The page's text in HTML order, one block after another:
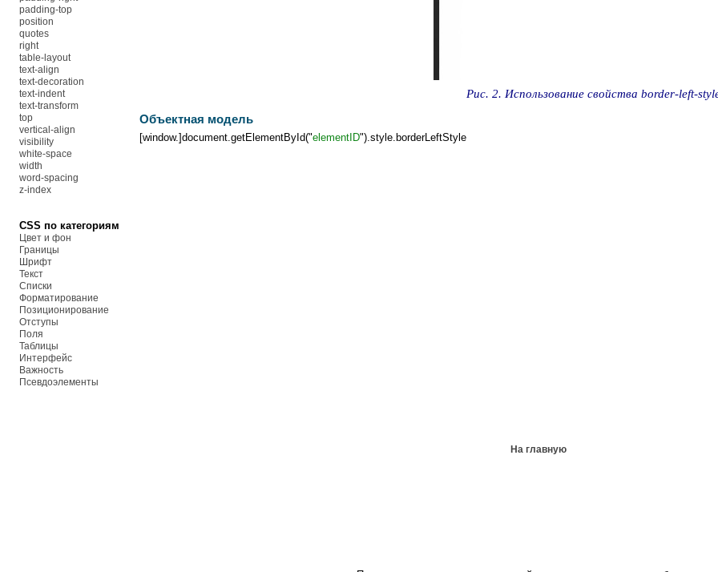
padding-top
position
quotes
right
table-layout
text-align
text-decoration
text-indent
text-transform
top
vertical-align
visibility
white-space
width
word-spacing
z-index
CSS по категориям
Цвет и фон
Границы
Шрифт
Текст
Списки
Форматирование
Позиционирование
Отступы
Поля
Таблицы
Интерфейс
Важность
Псевдоэлементы
Рис. 2. Использование свойства border-left-
Объектная модель
[window.]document.getElementById("elementID").style.borderLeftStyle
На главную